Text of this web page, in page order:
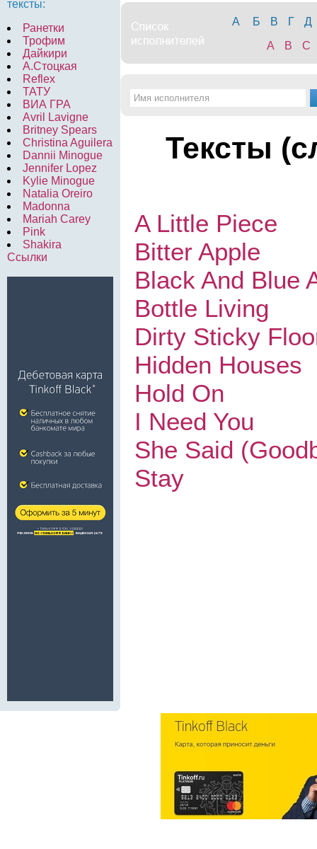
тексты:
Ранетки
Трофим
Дайкири
А.Стоцкая
Reflex
ТАТУ
ВИА ГРА
Avril Lavigne
Britney Spears
Christina Aguilera
Dannii Minogue
Jennifer Lopez
Kylie Minogue
Natalia Oreiro
Madonna
Mariah Carey
Pink
Shakira
Ссылки
А Б В Г
Д
A
B C
Тексты
A Little Piece
Bitter Apple
Black And Blue
Bottle Living
Dirty Sticky
Hidden Houses
Hold On
I Need You
She Said
Stay